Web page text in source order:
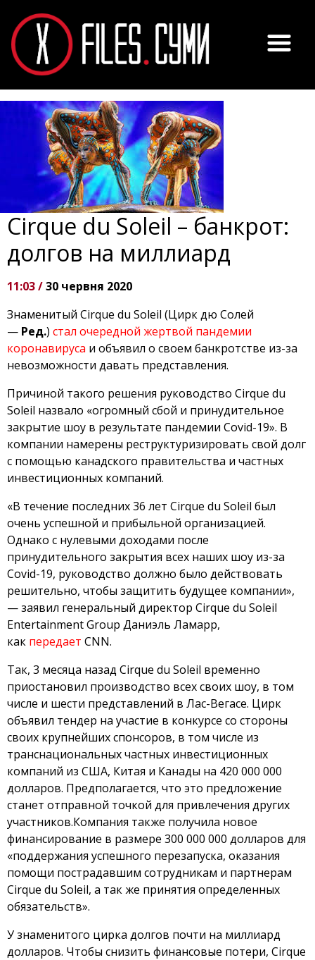
Cirque du Soleil – банкрот:
долгов на миллиард
11:03 /30 червня 2020
Знаменитый Cirque du Soleil (Цирк дю Солей
— Ред.) стал очередной жертвой пандемии
коронавируса и объявил о своем банкротстве из-за
невозможности давать представления.
Причиной такого решения руководство Cirque du
Soleil назвало «огромный сбой и принудительное
закрытие шоу в результате пандемии Сovid-19». В
компании намерены реструктуризировать свой долг
с помощью канадского правительства и частных
инвестиционных компаний.
«В течение последних 36 лет Cirque du Soleil был
очень успешной и прибыльной организацией.
Однако с нулевыми доходами после
принудительного закрытия всех наших шоу из-за
Сovid-19, руководство должно было действовать
решительно, чтобы защитить будущее компании»,
— заявил генеральный директор Cirque du Soleil
Entertainment Group Даниэль Ламарр,
как передает СNN.
Так, 3 месяца назад Cirque du Soleil временно
приостановил производство всех своих шоу, в том
числе и шести представлений в Лас-Вегасе. Цирк
объявил тендер на участие в конкурсе со стороны
своих крупнейших спонсоров, в том числе из
транснациональных частных инвестиционных
компаний из США, Китая и Канады на 420 000 000
долларов. Предполагается, что это предложение
станет отправной точкой для привлечения других
участников.Компания также получила новое
финансирование в размере 300 000 000 долларов для
«поддержания успешного перезапуска, оказания
помощи пострадавшим сотрудникам и партнерам
Cirque du Soleil, а так же принятия определенных
обязательств».
У знаменитого цирка долгов почти на миллиард
долларов. Чтобы снизить финансовые потери, Cirque